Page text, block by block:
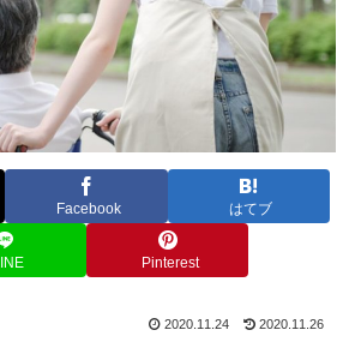
Facebook はてブ
Pinterest
2020.11.24 2020.11.26